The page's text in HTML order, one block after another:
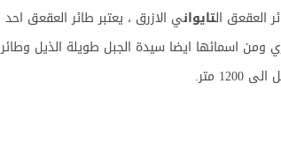
العقعق التايواني الازرق ، يعتبر طائر العقعق احد
اسمائها ايضا سيدة الجبل طويلة الذيل وطائر
متر.